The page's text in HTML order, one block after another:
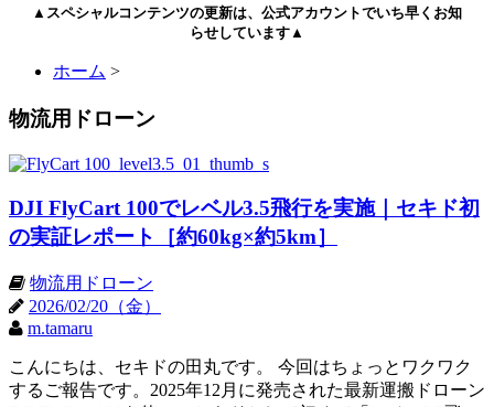
▲スペシャルコンテンツの更新は、公式アカウントでいち早くお知
らせしています▲
ホーム >
物流用ドローン
DJI FlyCart 100でレベル3.5飛行を実施｜セキド初
の実証レポート［約60kg×約5km］
物流用ドローン
2026/02/20（金）
m.tamaru
こんにちは、セキドの田丸です。 今回はちょっとワクワク
するご報告です。2025年12月に発売された最新運搬ドローン